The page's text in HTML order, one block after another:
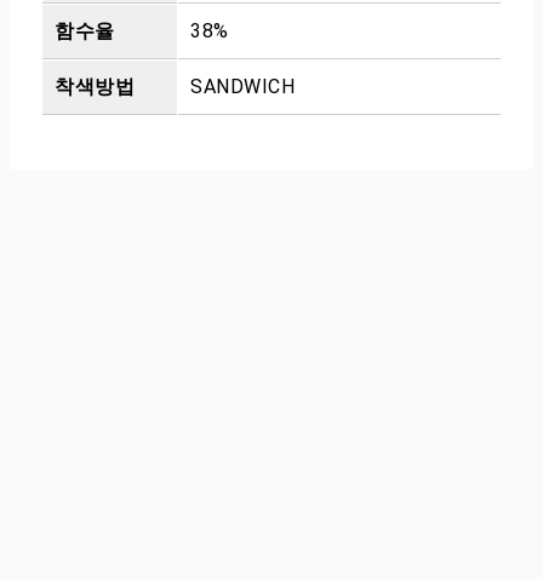
함수율 38%
착색방법 SANDWICH